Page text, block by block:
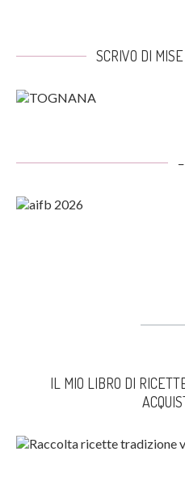
SCRIVO DI
–
IL MIO LIBRO DI